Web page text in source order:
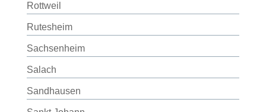
Rottweil
Rutesheim
Sachsenheim
Salach
Sandhausen